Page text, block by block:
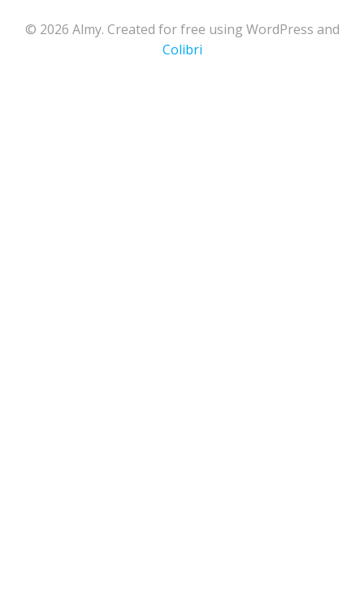
© 2026 Almy. Created for free using WordPress and
Colibri